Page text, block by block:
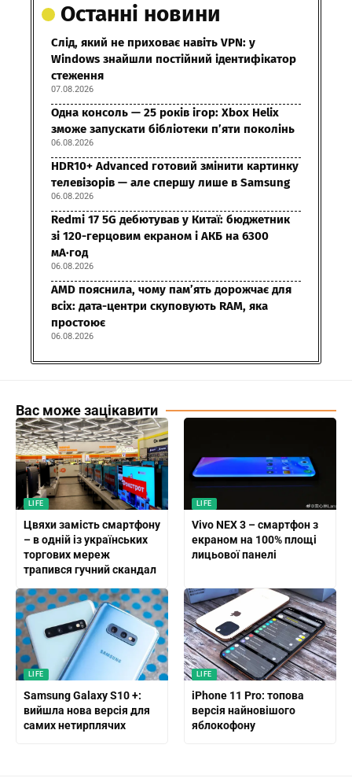
Останні новини
Слід, який не приховає навіть VPN: у
Windows знайшли постійний ідентифікатор
стеження
07.08.2026
Одна консоль — 25 років ігор: Xbox Helix
зможе запускати бібліотеки п’яти поколінь
06.08.2026
HDR10+ Advanced готовий змінити картинку
телевізорів — але спершу лише в Samsung
06.08.2026
Redmi 17 5G дебютував у Китаї: бюджетник
зі 120-герцовим екраном і АКБ на 6300
мА·год
06.08.2026
AMD пояснила, чому пам’ять дорожчає для
всіх: дата-центри скуповують RAM, яка
простоює
06.08.2026
Вас може зацікавити
LIFE
Цвяхи замість смартфону
– в одній із українських
торгових мереж
трапився гучний скандал
LIFE
Vivo NEX 3 – смартфон з
екраном на 100% площі
лицьової панелі
LIFE
Samsung Galaxy S10 +:
вийшла нова версія для
самих нетирплячих
LIFE
iPhone 11 Pro: топова
версія найновішого
яблокофону